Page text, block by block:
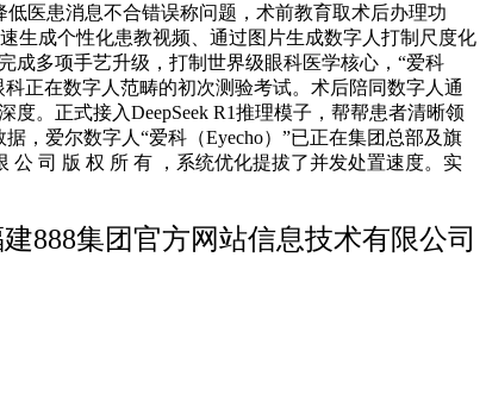
医患消息不合错误称问题，术前教育取术后办理功
生成个性化患教视频、通过图片生成数字人打制尺度化
成多项手艺升级，打制世界级眼科医学核心，“爱科
正在数字人范畴的初次测验考试。术后陪同数字人通
。正式接入DeepSeek R1推理模子，帮帮患者清晰领
，爱尔数字人“爱科（Eyecho）”已正在集团总部及旗
司 版 权 所 有 ，系统优化提拔了并发处置速度。实
888集团官方网站信息技术有限公司